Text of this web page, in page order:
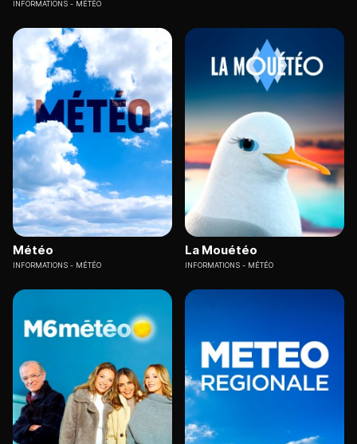
INFORMATIONS MÉTÉO
Météo
INFORMATIONS MÉTÉO
La Mouétéo
INFORMATIONS MÉTÉO